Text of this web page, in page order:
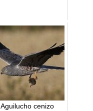
Aguilucho cenizo